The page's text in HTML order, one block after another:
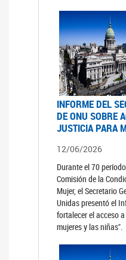
INFORME DEL
DE ONU SOBRE
JUSTICIA PARA
12/06/2026
Durante el 70
Comisión de la
Mujer, el Secretario
Unidas presentó el
fortalecer el acceso
mujeres y las niñas".